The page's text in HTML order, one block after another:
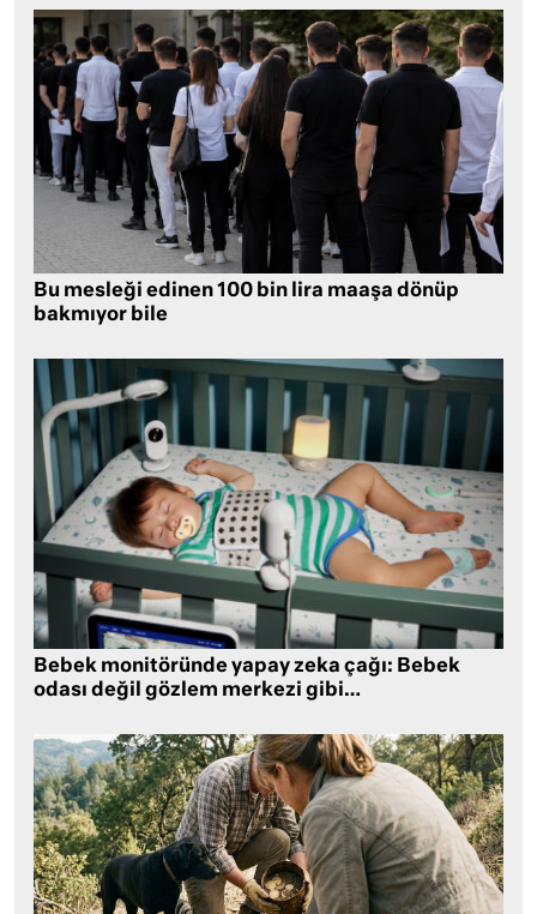
Bu mesleği edinen 100 bin lira maaşa dönüp
bakmıyor bile
Bebek monitöründe yapay zeka çağı: Bebek
odası değil gözlem merkezi gibi…